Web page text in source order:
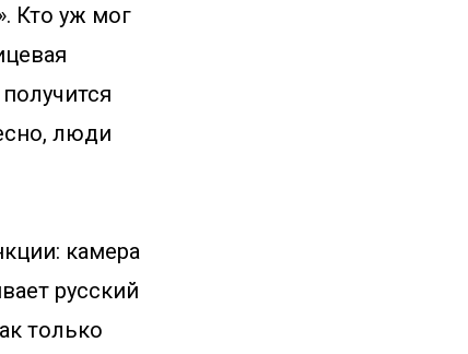
Кто уж мог
люди
камера
русский
только